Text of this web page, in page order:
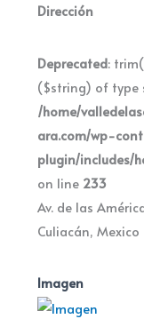
Dirección
Deprecated:
($string) of type
/home/
ara.com/wp-
plugin/includes/
on line 233
Av. de las
Culiacán, Mexico
Imagen